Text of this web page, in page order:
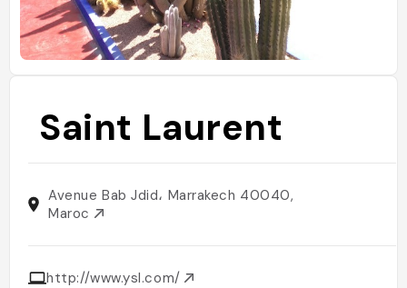
Saint Laurent
Avenue Bab Jdid، Marrakech 40040,
Maroc
http://www.ysl.com/